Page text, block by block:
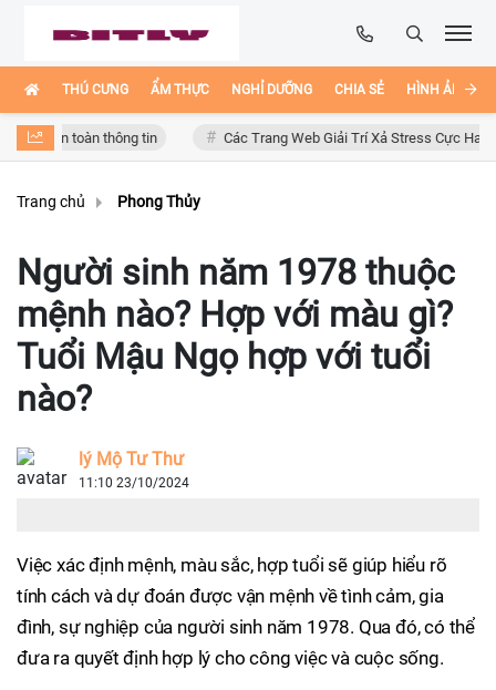
THÚ CƯNG ẨM THỰC NGHỈ DƯỠNG CHIA SẺ HÌNH ẢNH
toàn thông tin Các Trang Web Giải Trí Xả Stress Cực Hay Ho Trên
Trang chủ Phong Thủy
Người sinh năm 1978 thuộc
mệnh nào? Hợp với màu gì?
Tuổi Mậu Ngọ hợp với tuổi
nào?
lý Mộ Tư Thư
11:10 23/10/2024
Việc xác định mệnh, màu sắc, hợp tuổi sẽ giúp hiểu rõ
tính cách và dự đoán được vận mệnh về tình cảm, gia
đình, sự nghiệp của người sinh năm 1978. Qua đó, có thể
đưa ra quyết định hợp lý cho công việc và cuộc sống.